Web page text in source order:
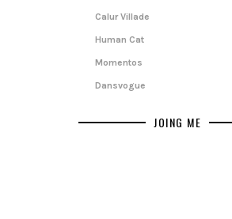
Calur Villade
Human Cat
Momentos
Dansvogue
JOING ME